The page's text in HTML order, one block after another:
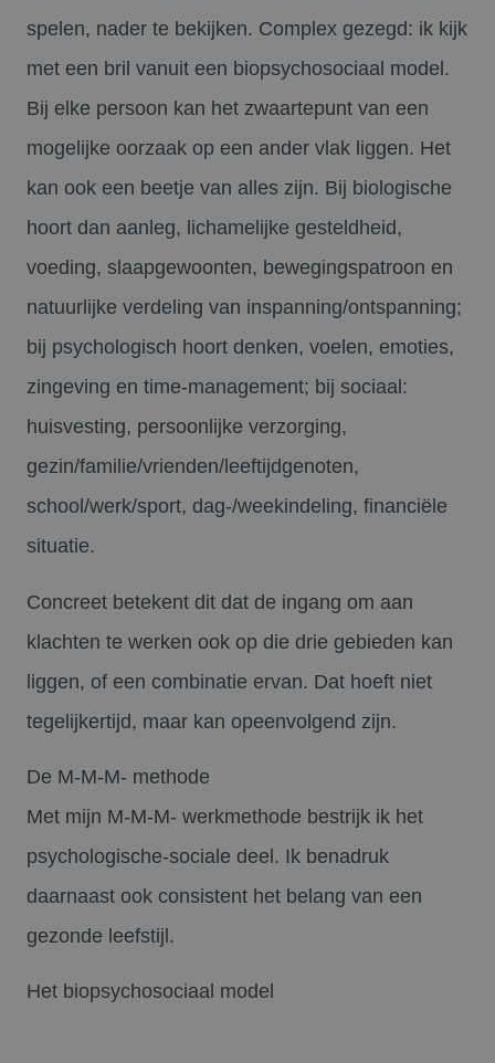
spelen, nader te bekijken. Complex gezegd: ik kijk
met een bril vanuit een biopsychosociaal model.
Bij elke persoon kan het zwaartepunt van een
mogelijke oorzaak op een ander vlak liggen. Het
kan ook een beetje van alles zijn. Bij biologische
hoort dan aanleg, lichamelijke gesteldheid,
voeding, slaapgewoonten, bewegingspatroon en
natuurlijke verdeling van inspanning/ontspanning;
bij psychologisch hoort denken, voelen, emoties,
zingeving en time-management; bij sociaal:
huisvesting, persoonlijke verzorging,
gezin/familie/vrienden/leeftijdgenoten,
school/werk/sport, dag-/weekindeling, financiële
situatie.
Concreet betekent dit dat de ingang om aan
klachten te werken ook op die drie gebieden kan
liggen, of een combinatie ervan. Dat hoeft niet
tegelijkertijd, maar kan opeenvolgend zijn.
De M-M-M- methode
Met mijn M-M-M- werkmethode bestrijk ik het
psychologische-sociale deel. Ik benadruk
daarnaast ook consistent het belang van een
gezonde leefstijl.
Het biopsychosociaal model